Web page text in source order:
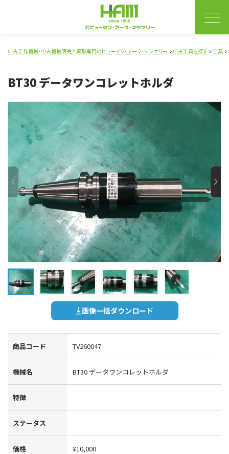
中古工作機械・中古機械販売と買取専門のヒューマン・アーク・マシナリー 中古工具を探す 工具
BT30 データワンコレットホルダ
画像一括ダウンロード
商品コード TV260047
機械名 BT30 データワンコレットホルダ
特徴
ステータス
価格 ¥10,000